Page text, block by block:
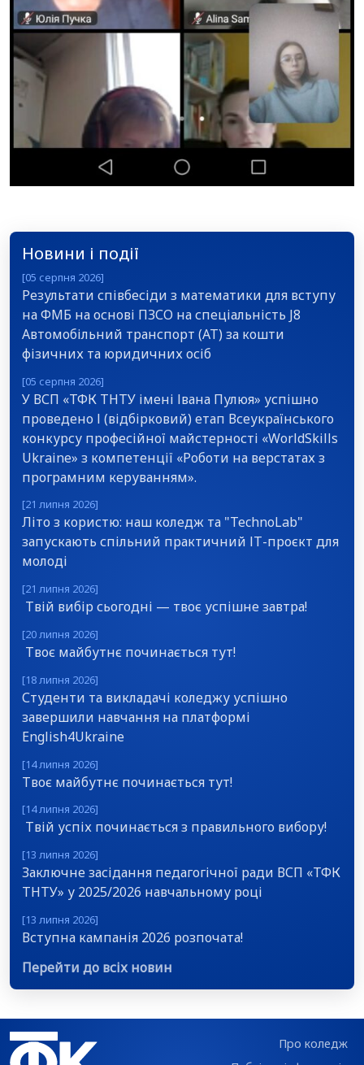
Новини і події
[05 серпня 2026]
Результати співбесіди з математики для вступу
на ФМБ на основі ПЗСО на спеціальність J8
Автомобільний транспорт (АТ) за кошти
фізичних та юридичних осіб
[05 серпня 2026]
У ВСП «ТФК ТНТУ імені Івана Пулюя» успішно
проведено І (відбірковий) етап Всеукраїнського
конкурсу професійної майстерності «WorldSkills
Ukraine» з компетенції «Роботи на верстатах з
програмним керуванням».
[21 липня 2026]
Літо з користю: наш коледж та "TechnoLab"
запускають спільний практичний ІТ-проєкт для
молоді
[21 липня 2026]
Твій вибір сьогодні — твоє успішне завтра!
[20 липня 2026]
Твоє майбутнє починається тут!
[18 липня 2026]
Студенти та викладачі коледжу успішно
завершили навчання на платформі
English4Ukraine
[14 липня 2026]
Твоє майбутнє починається тут!
[14 липня 2026]
Твій успіх починається з правильного вибору!
[13 липня 2026]
Заключне засідання педагогічної ради ВСП «ТФК
ТНТУ» у 2025/2026 навчальному році
[13 липня 2026]
Вступна кампанія 2026 розпочата!
Перейти до всіх новин
Про коледж